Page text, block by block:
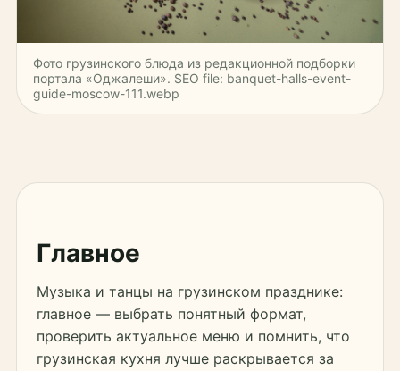
Фото грузинского блюда из редакционной подборки
портала «Оджалеши». SEO file: banquet-halls-event-
guide-moscow-111.webp
Главное
Музыка и танцы на грузинском празднике:
главное — выбрать понятный формат,
проверить актуальное меню и помнить, что
грузинская кухня лучше раскрывается за